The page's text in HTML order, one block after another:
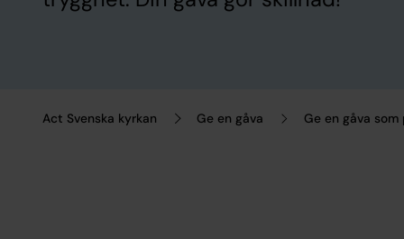
Act Svenska kyrkan Ge en gåva Ge en gåva